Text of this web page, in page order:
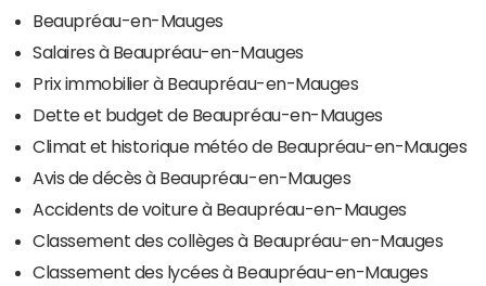
Beaupréau-en-Mauges
Salaires à Beaupréau-en-Mauges
Prix immobilier à Beaupréau-en-Mauges
Dette et budget de Beaupréau-en-Mauges
Climat et historique météo de Beaupréau-en-Mauges
Avis de décès à Beaupréau-en-Mauges
Accidents de voiture à Beaupréau-en-Mauges
Classement des collèges à Beaupréau-en-Mauges
Classement des lycées à Beaupréau-en-Mauges